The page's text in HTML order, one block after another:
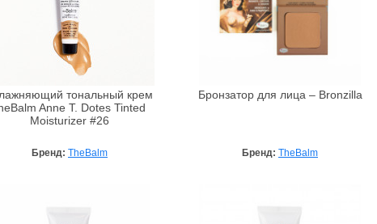
тональный крем
Anne T. Dotes Tinted
Moisturizer #26
Бренд: TheBalm
Бронзатор для лица – Bronzilla
Бренд: TheBalm